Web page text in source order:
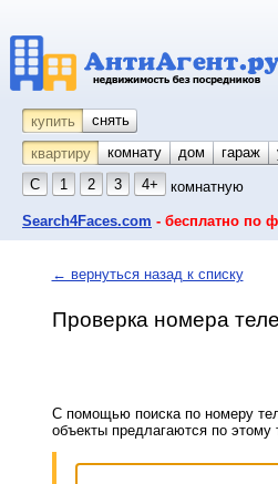
купить снять
квартиру
комнату койко-место
дом гараж
С
1 2 3 4+ комнатную
Search4Faces.com - бесплатно по
← вернуться назад к списку
Проверка номера
С помощью поиска по номеру
объекты предлагаются по